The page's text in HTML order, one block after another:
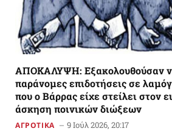
AΠΟΚΑΛΥΨΗ: Εξακολουθούσαν
παράνομες επιδοτήσεις σε
που ο Βάρρας είχε στείλει στον
άσκηση ποινικών διώξεων
ΑΓΡΟΤΙΚΑ 9 Ιούλ 2026, 20:17